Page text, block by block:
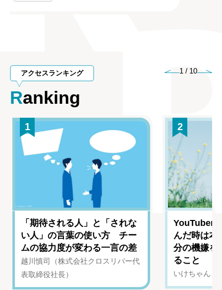
アクセスランキング
Ranking
1 / 10
1
「期待される人」と「されな
い人」の言葉の使い方 チー
ムの協力度が変わる一言の差
越川慎司（株式会社クロスリバー代
表取締役社長）
2
YouTuber
んだ時は
分の機嫌を
ること
いけちゃん（